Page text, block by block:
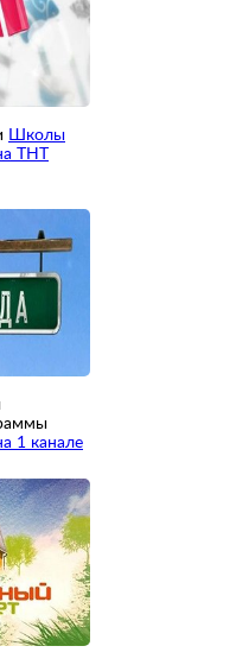
Школы
ТНТ
1 канале